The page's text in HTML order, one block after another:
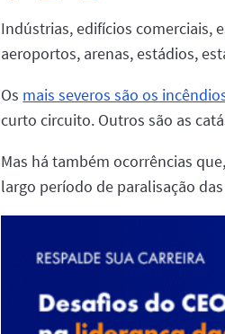
Indústrias, edifícios comerciais,
aeroportos, arenas, estádios,
Os mais severos são os
curto circuito. Outros são as
Mas há também ocorrências
largo período de paralisação